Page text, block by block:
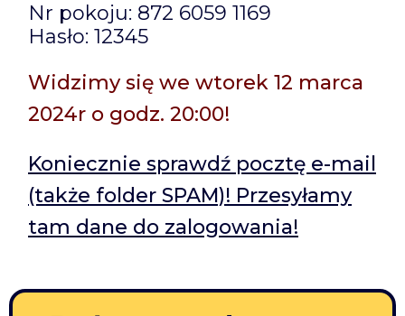
Nr pokoju: 872 6059 1169
Hasło: 12345
Widzimy się we wtorek 12 marca
2024r o godz. 20:00!
Koniecznie sprawdź pocztę e-mail
(także folder SPAM)! Przesyłamy
tam dane do zalogowania!